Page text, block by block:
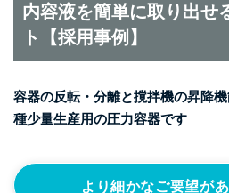
内容液を簡単に取り出せ
ト【採用事例】
容器の反転・分離と撹拌機の昇降
種少量生産用の圧力容器です
より細かなご要望が